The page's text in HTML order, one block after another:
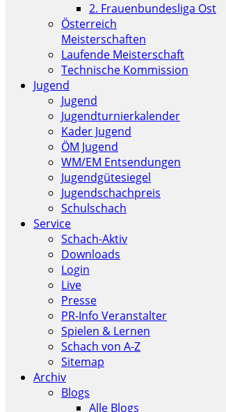
2. Frauenbundesliga Ost
Österreich
Meisterschaften
Laufende Meisterschaft
Technische Kommission
Jugend
Jugend
Jugendturnierkalender
Kader Jugend
ÖM Jugend
WM/EM Entsendungen
Jugendgütesiegel
Jugendschachpreis
Schulschach
Service
Schach-Aktiv
Downloads
Login
Live
Presse
PR-Info Veranstalter
Spielen & Lernen
Schach von A-Z
Sitemap
Archiv
Blogs
Alle Blogs